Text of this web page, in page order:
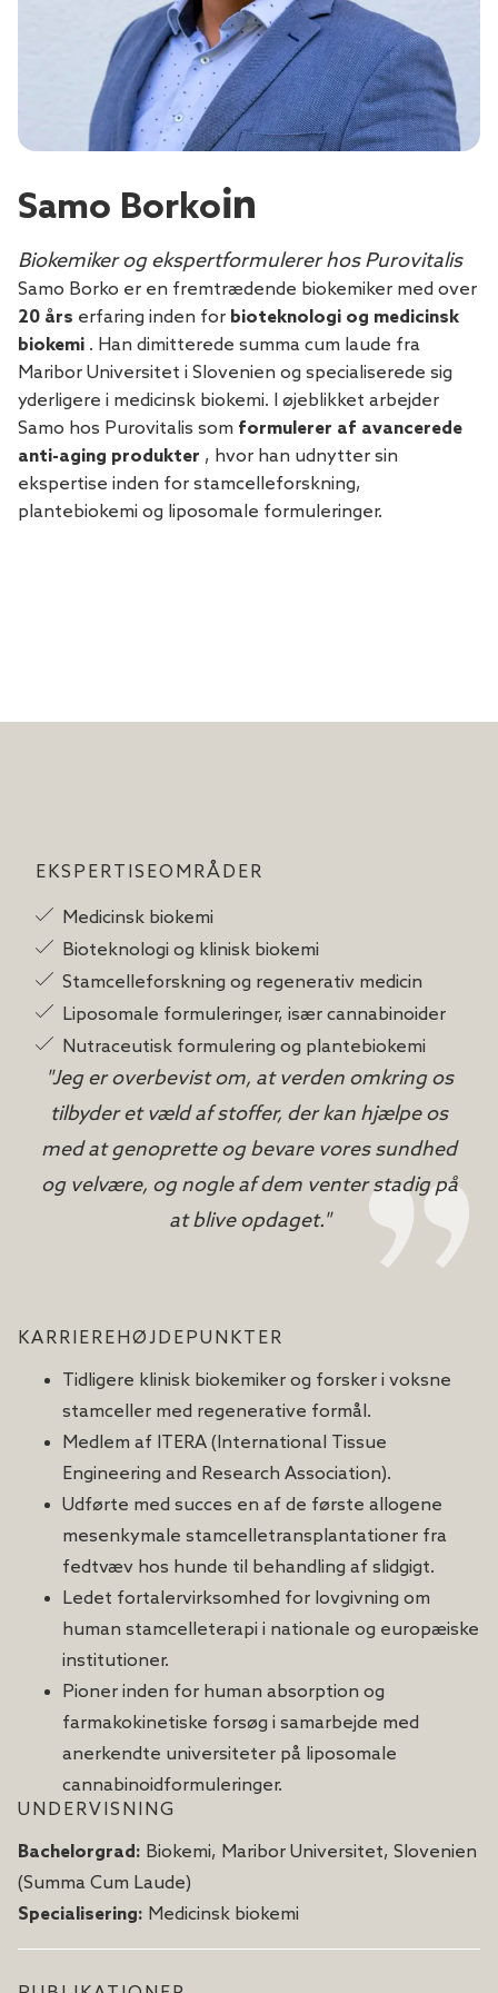
Samo Borko
Biokemiker og ekspertformulerer hos Purovitalis
Samo Borko er en fremtrædende biokemiker med over
20 års erfaring inden for bioteknologi og medicinsk
biokemi . Han dimitterede summa cum laude fra
Maribor Universitet i Slovenien og specialiserede sig
yderligere i medicinsk biokemi. I øjeblikket arbejder
Samo hos Purovitalis som formulerer af avancerede
anti-aging produkter , hvor han udnytter sin
ekspertise inden for stamcelleforskning,
plantebiokemi og liposomale formuleringer.
EKSPERTISEOMRÅDER
Medicinsk biokemi
Bioteknologi og klinisk biokemi
Stamcelleforskning og regenerativ medicin
Liposomale formuleringer, især cannabinoider
Nutraceutisk formulering og plantebiokemi
"Jeg er overbevist om, at verden omkring os
tilbyder et væld af stoffer, der kan hjælpe os
med at genoprette og bevare vores sundhed
og velvære, og nogle af dem venter stadig på
at blive opdaget."
KARRIEREHØJDEPUNKTER
Tidligere klinisk biokemiker og forsker i voksne
stamceller med regenerative formål.
Medlem af ITERA (International Tissue
Engineering and Research Association).
Udførte med succes en af ​​de første allogene
mesenkymale stamcelletransplantationer fra
fedtvæv hos hunde til behandling af slidgigt.
Ledet fortalervirksomhed for lovgivning om
human stamcelleterapi i nationale og europæiske
institutioner.
Pioner inden for human absorption og
farmakokinetiske forsøg i samarbejde med
anerkendte universiteter på liposomale
cannabinoidformuleringer.
UNDERVISNING
Bachelorgrad: Biokemi, Maribor Universitet, Slovenien
(Summa Cum Laude)
Specialisering: Medicinsk biokemi